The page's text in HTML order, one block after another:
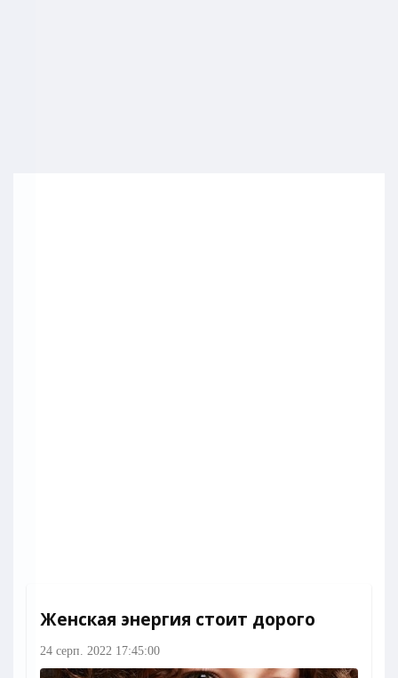
Женская энергия стоит дорого
24 серп. 2022 17:45:00